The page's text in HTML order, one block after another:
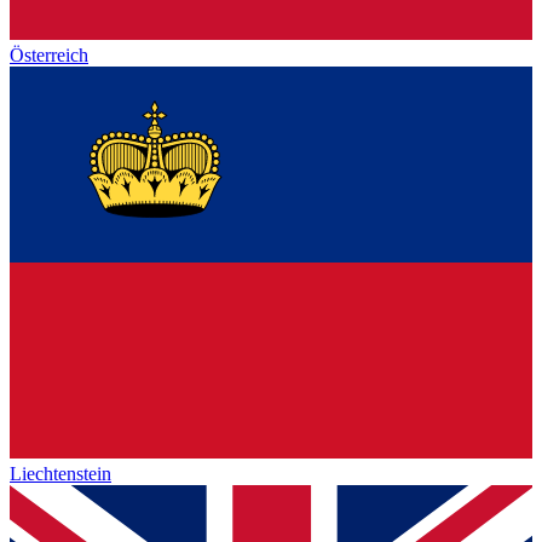
Österreich
Liechtenstein